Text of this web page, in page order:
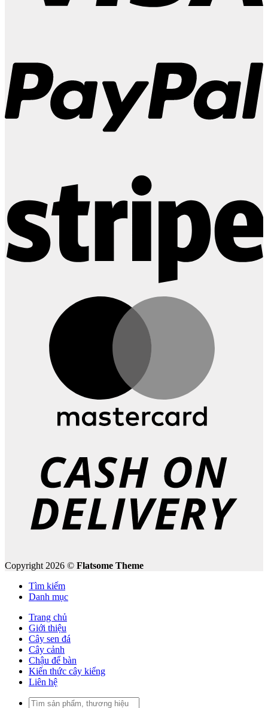
Copyright 2026 © Flatsome Theme
Tìm kiếm
Danh mục
Trang chủ
Giới thiệu
Cây sen đá
Cây cảnh
Chậu để bàn
Kiến thức cây kiểng
Liên hệ
Tìm